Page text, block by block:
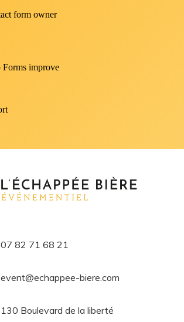
07 82 71 68 21
event@echappee-biere.com
130 Boulevard de la liberté